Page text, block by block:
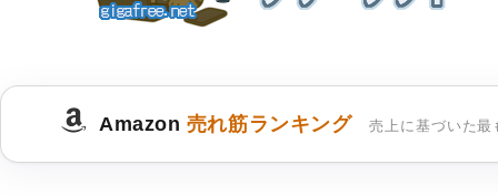
Amazon 売れ筋ランキング 売上に基づいた最